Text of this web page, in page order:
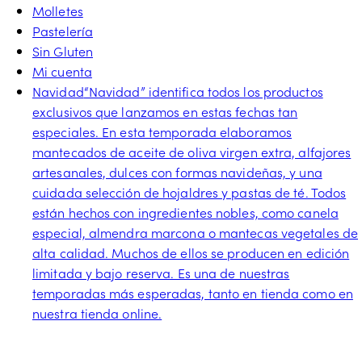
Molletes
Pastelería
Sin Gluten
Mi cuenta
Navidad“Navidad” identifica todos los productos
exclusivos que lanzamos en estas fechas tan
especiales. En esta temporada elaboramos
mantecados de aceite de oliva virgen extra, alfajores
artesanales, dulces con formas navideñas, y una
cuidada selección de hojaldres y pastas de té. Todos
están hechos con ingredientes nobles, como canela
especial, almendra marcona o mantecas vegetales de
alta calidad. Muchos de ellos se producen en edición
limitada y bajo reserva. Es una de nuestras
temporadas más esperadas, tanto en tienda como en
nuestra tienda online.